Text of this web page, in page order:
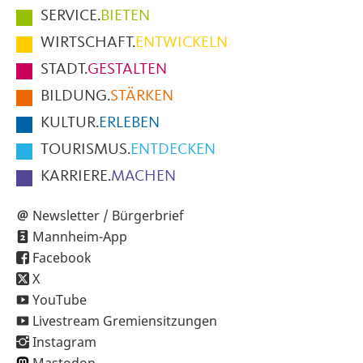
Hauptmenüpunkte
im
Fußbereich
der
Seite
SERVICE.BIETEN
WIRTSCHAFT.ENTWICKELN
STADT.GESTALTEN
BILDUNG.STÄRKEN
KULTUR.ERLEBEN
TOURISMUS.ENTDECKEN
KARRIERE.MACHEN
Newsletter / Bürgerbrief
Mannheim-App
Facebook
X
YouTube
Livestream Gremiensitzungen
Instagram